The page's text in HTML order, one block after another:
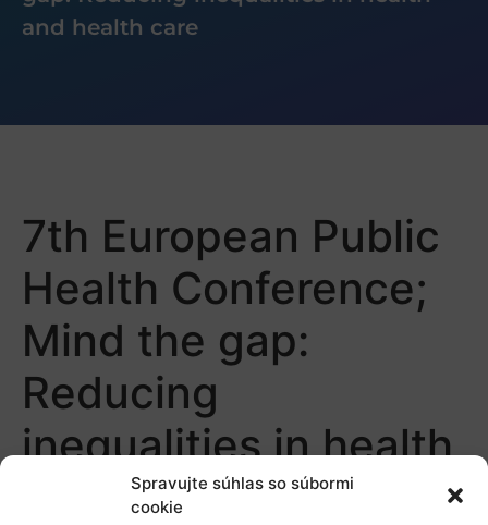
Spravujte súhlas so súbormi
cookie
and health care
7th European Public
Health Conference;
Mind the gap:
Reducing
inequalities in health
and health care